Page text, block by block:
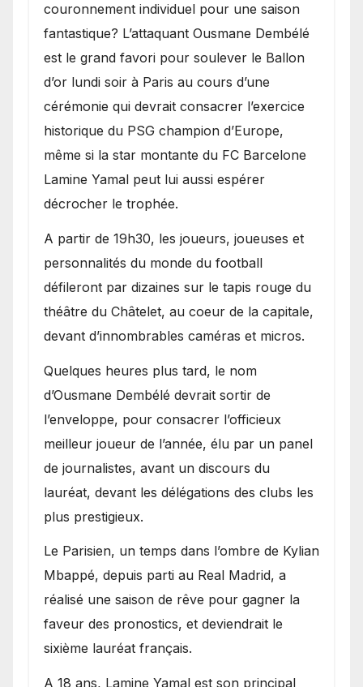
couronnement individuel pour une saison
fantastique? L’attaquant Ousmane Dembélé
est le grand favori pour soulever le Ballon
d’or lundi soir à Paris au cours d’une
cérémonie qui devrait consacrer l’exercice
historique du PSG champion d’Europe,
même si la star montante du FC Barcelone
Lamine Yamal peut lui aussi espérer
décrocher le trophée.
A partir de 19h30, les joueurs, joueuses et
personnalités du monde du football
défileront par dizaines sur le tapis rouge du
théâtre du Châtelet, au coeur de la capitale,
devant d’innombrables caméras et micros.
Quelques heures plus tard, le nom
d’Ousmane Dembélé devrait sortir de
l’enveloppe, pour consacrer l’officieux
meilleur joueur de l’année, élu par un panel
de journalistes, avant un discours du
lauréat, devant les délégations des clubs les
plus prestigieux.
Le Parisien, un temps dans l’ombre de Kylian
Mbappé, depuis parti au Real Madrid, a
réalisé une saison de rêve pour gagner la
faveur des pronostics, et deviendrait le
sixième lauréat français.
A 18 ans, Lamine Yamal est son principal